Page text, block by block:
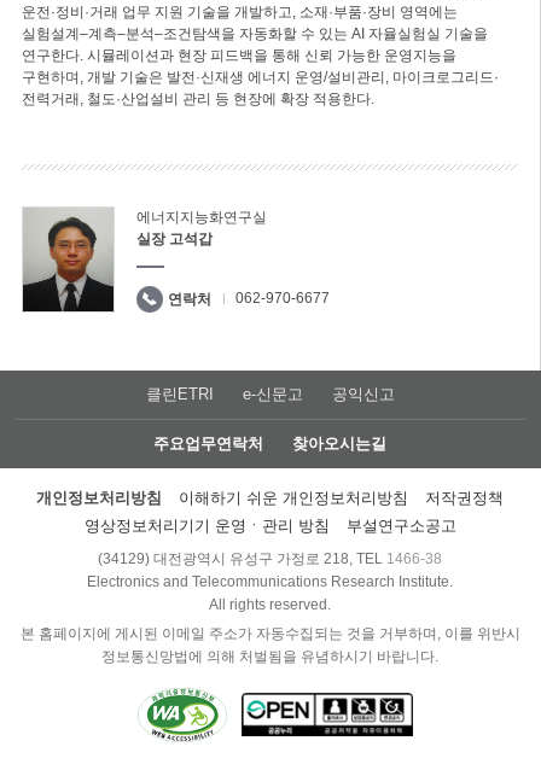
운전·정비·거래 업무 지원 기술을 개발하고, 소재·부품·장비 영역에는
실험설계–계측–분석–조건탐색을 자동화할 수 있는 AI 자율실험실 기술을
연구한다. 시뮬레이션과 현장 피드백을 통해 신뢰 가능한 운영지능을
구현하며, 개발 기술은 발전·신재생 에너지 운영/설비관리, 마이크로그리드·
전력거래, 철도·산업설비 관리 등 현장에 확장 적용한다.
에너지지능화연구실
실장 고석갑
연락처 062-970-6677
클린ETRI e-신문고 공익신고
주요업무연락처 찾아오시는길
개인정보처리방침 이해하기 쉬운 개인정보처리방침
저작권정책
영상정보처리기기 운영ㆍ관리 방침
부설연구소공고
(34129) 대전광역시 유성구 가정로 218, TEL 1466-38
Electronics and Telecommunications Research Institute.
All rights reserved.
본 홈페이지에 게시된 이메일 주소가 자동수집되는 것을 거부하며, 이를 위반시
정보통신망법에 의해 처벌됨을 유념하시기 바랍니다.